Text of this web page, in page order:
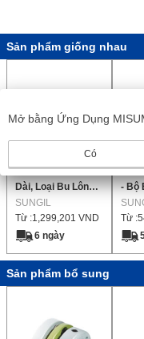
Sản phẩm giống nhau
Khớp Nối Hình Đĩa
Dài, Loại Bu Lông
Định Vị (Đĩa Đôi)
SUNGIL
Từ :1,299,201 VND
6 ngày
- Bộ
Dài
Từ :
Sản phẩm bổ sung
Mở bằng Ứng Dụng
Có